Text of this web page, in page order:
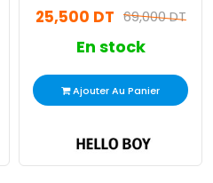
69,000 DT
25,500 DT
En stock
Ajouter Au Panier